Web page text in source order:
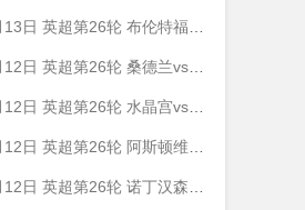
英超第26轮 布伦特福德vs阿森纳 全场录像
日 英超第26轮 桑德兰vs利物浦 全场录像
日 英超第26轮 水晶宫vs伯恩利 全场录像
英超第26轮 阿斯顿维拉vs布莱顿 全场录像
英超第26轮 诺丁汉森林vs狼队 全场录像